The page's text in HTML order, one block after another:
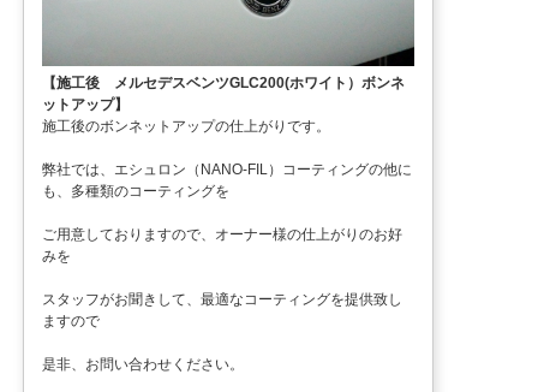
【施工後 メルセデスベンツGLC200(ホワイト）ボンネ
ットアップ】
施工後のボンネットアップの仕上がりです。
弊社では、エシュロン（NANO-FIL）コーティングの他に
も、多種類のコーティングを
ご用意しておりますので、オーナー様の仕上がりのお好
みを
スタッフがお聞きして、最適なコーティングを提供致し
ますので
是非、お問い合わせください。